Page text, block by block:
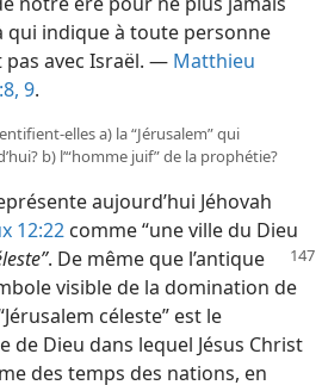
qui indique à toute personne
pas avec Israël. — Matthieu
9.
​elles a) la “Jérusalem” qui
b) l’“homme juif” de la prophétie?
aujourd’hui Jéhovah
12:22 comme “une ville du Dieu
. De même que l’antique
visible de la domination de
céleste” est le
de Dieu dans lequel Jésus Christ
des temps des nations, en